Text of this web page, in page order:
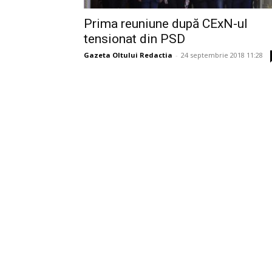
Prima reuniune după CExN-ul
tensionat din PSD
Gazeta Oltului Redactia - 24 septembrie 2018 11:28